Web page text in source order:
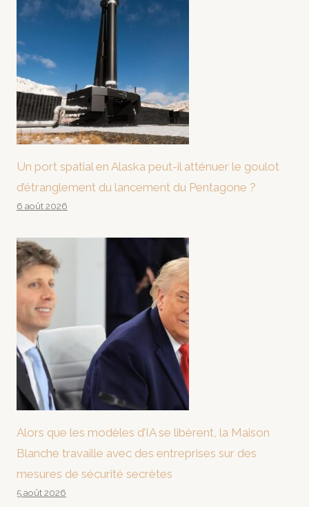
Un port spatial en Alaska peut-il atténuer le goulot
d’étranglement du lancement du Pentagone ?
6 août 2026
Alors que les modèles d’IA se libèrent, la Maison
Blanche travaille avec des entreprises sur des
mesures de sécurité secrètes
5 août 2026